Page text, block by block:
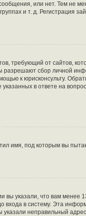
или нет. Тем не
и т. д. Регистрация
требующий от сайтов,
разрешают сбор личной
к юрисконсульту.
в ответе на
имя, под которым вы
вы указали, что вам менее
входа в систему. Эта
неправильный